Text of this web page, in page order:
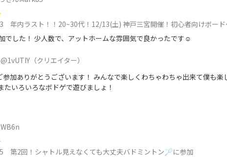
年内ラスト！！20~30代！12/13(土) 神戸三宮開催！初心者向けボードゲ
でした！ 少人数で、アットホームな雰囲気で良かったです☺️
@1vUTlY （クリエイター）
参加ありがとうございます！ みんなで楽しくわちゃわちゃ出来て僕も楽
たいろいろなボドゲで遊びましょ！
第2回！シャトル見えなくても大丈夫バドミントン🏸に参加